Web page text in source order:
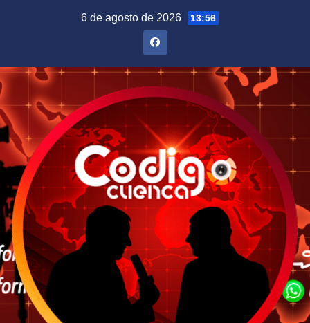
6 de agosto de 2026 13:56